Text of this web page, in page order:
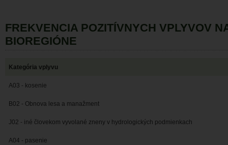
FREKVENCIA POZITÍVNYCH VPLYVOV
BIOREGIÓNE
Kategória vplyvu
A03 - kosenie
B02 - Obnova lesa a manažment
J02 - iné človekom vyvolané zneny v hydrologických podmienkach
A04 - pasenie